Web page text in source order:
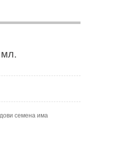
семена има